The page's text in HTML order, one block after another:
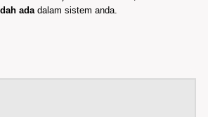
adadalam sistem anda.